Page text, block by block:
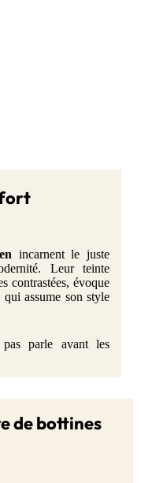
incarnent le juste
Leur teinte
contrastées, évoque
assume son style
pas parle avant les
de bottines